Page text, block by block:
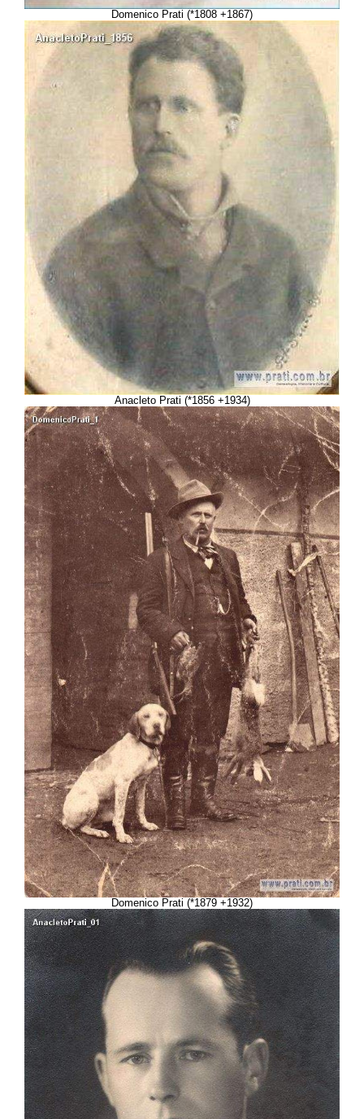
Domenico Prati (*1808 +1867)
Anacleto Prati (*1856 +1934)
Domenico Prati (*1879 +1932)